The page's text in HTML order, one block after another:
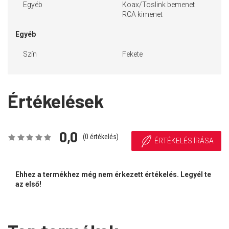
Egyéb
Koax/Toslink bemenet
RCA kimenet
Egyéb
Szín Fekete
Értékelések
0,0 (0 értékelés) ÉRTÉKELÉS ÍRÁSA
Ehhez a termékhez még nem érkezett értékelés. Legyél te
az első!